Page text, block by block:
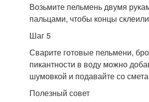
Возьмите пельмень двумя
пальцами, чтобы концы
Шаг 5
Сварите готовые пельмени,
пикантности в воду можно
шумовкой и подавайте со
Полезный совет